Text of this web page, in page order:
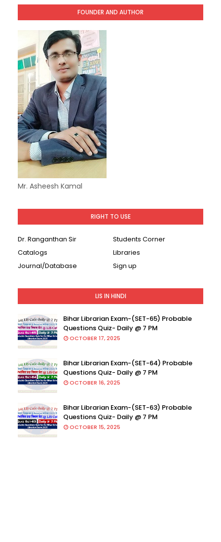
FOUNDER AND AUTHOR
Mr. Asheesh Kamal
RIGHT TO USE
Dr. Ranganthan Sir
Students Corner
Catalogs
Libraries
Journal/Database
Sign up
LIS IN HINDI
Bihar Librarian Exam-(SET-65) Probable
Questions Quiz- Daily @ 7 PM
OCTOBER 17, 2025
Bihar Librarian Exam-(SET-64) Probable
Questions Quiz- Daily @ 7 PM
OCTOBER 16, 2025
Bihar Librarian Exam-(SET-63) Probable
Questions Quiz- Daily @ 7 PM
OCTOBER 15, 2025